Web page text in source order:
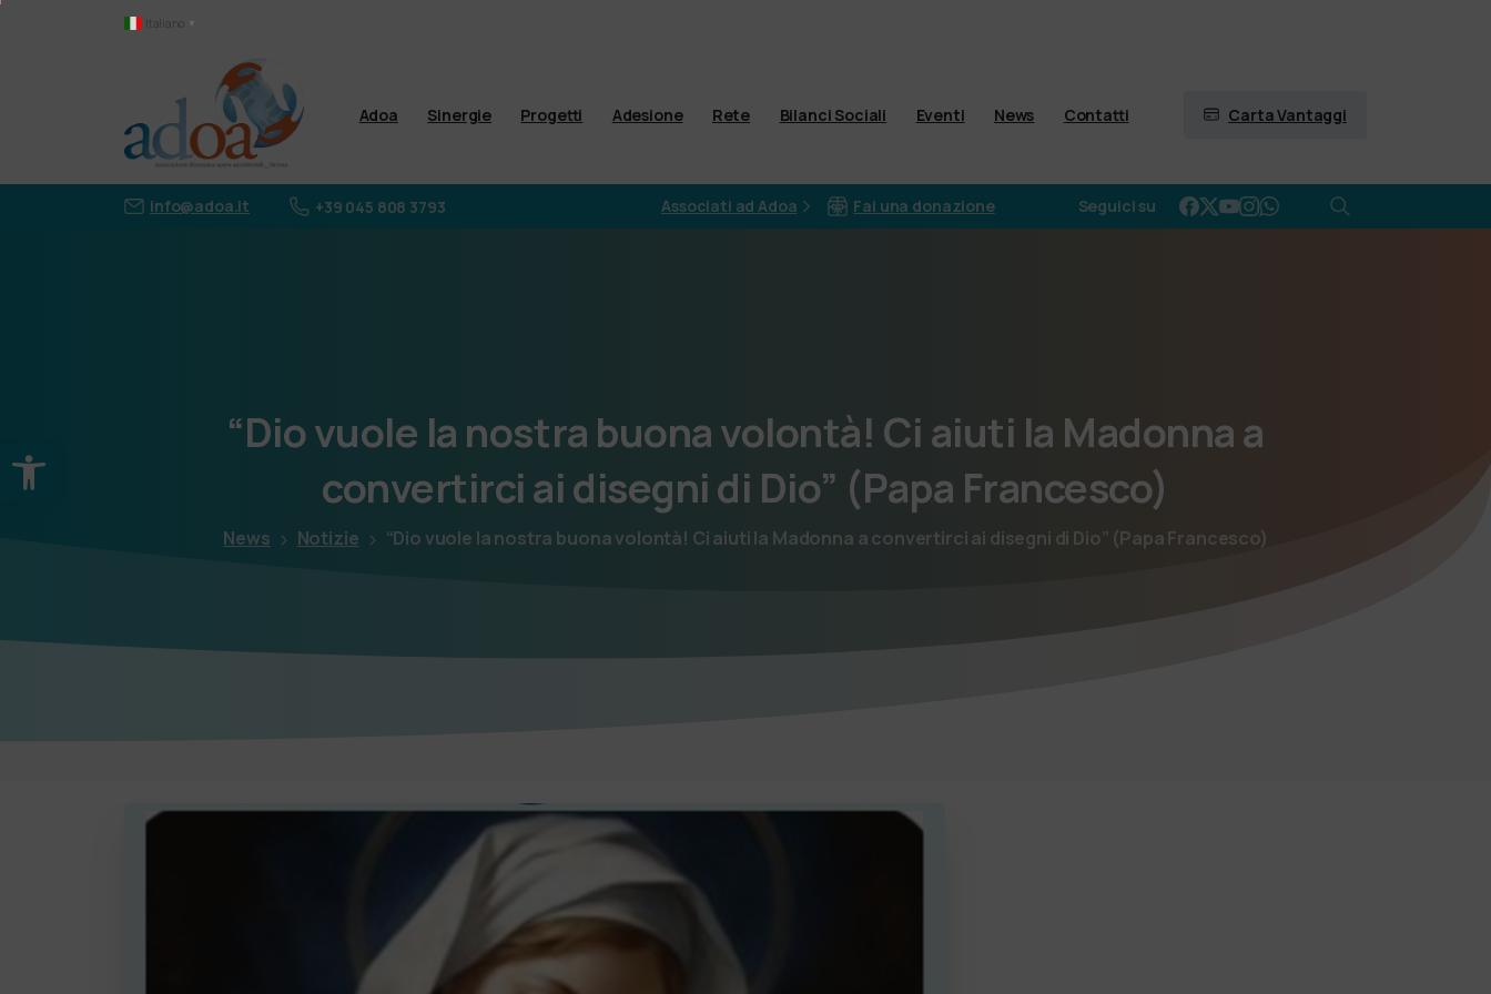
Apri la barra degli strumenti
Italiano ▼
Adoa Sinergie Progetti Adesione Rete Bilanci Sociali Eventi News Contatti Carta Vantaggi
info@adoa.it +39 045 808 3793 Associati ad Adoa Fai una donazione Seguici su
“Diovuole la nostra buonavolontà! Ci aiuti la Madonnaa
convertirciaidisegnidi Dio” (Papa Francesco)
News Notizie “Dio vuole la nostra buona volontà! Ci aiuti la Madonna a convertirci ai disegni di Dio” (Papa Francesco)